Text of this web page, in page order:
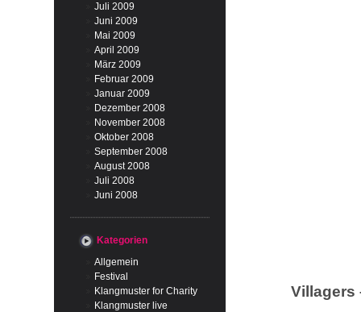
Juli 2009
Juni 2009
Mai 2009
April 2009
März 2009
Februar 2009
Januar 2009
Dezember 2008
November 2008
Oktober 2008
September 2008
August 2008
Juli 2008
Juni 2008
Kategorien
Allgemein
Festival
Klangmuster for Charity
Klangmuster live
Villagers